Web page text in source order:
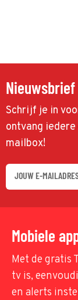
Nieuwsbrief
Schrijf je in
ontvang
mailbox!
Mobiele
Met de gratis
tv is,
en alerts